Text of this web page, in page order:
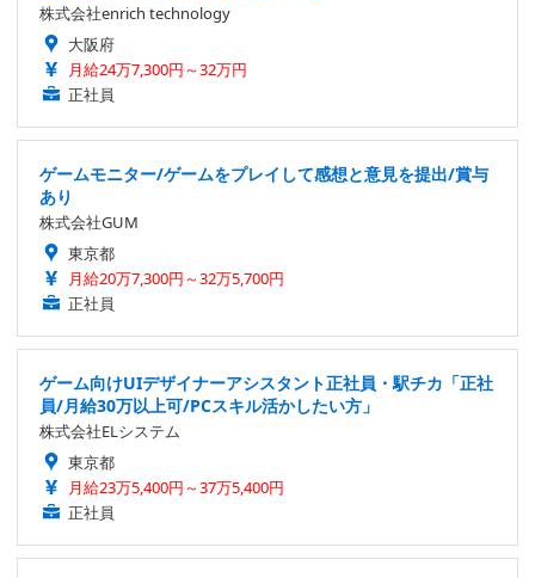
株式会社enrich technology
大阪府
月給24万7,300円～32万円
正社員
ゲームモニター/ゲームをプレイして感想と意見を提出/賞与
あり
株式会社GUM
東京都
月給20万7,300円～32万5,700円
正社員
ゲーム向けUIデザイナーアシスタント正社員・駅チカ「正社
員/月給30万以上可/PCスキル活かしたい方」
株式会社ELシステム
東京都
月給23万5,400円～37万5,400円
正社員